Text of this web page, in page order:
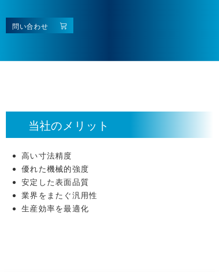
問い合わせ
当社のメリット
高い寸法精度
優れた機械的強度
安定した表面品質
業界をまたぐ汎用性
生産効率を最適化